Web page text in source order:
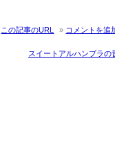
この記事のURL コメントを追
スイートアルハンブラの